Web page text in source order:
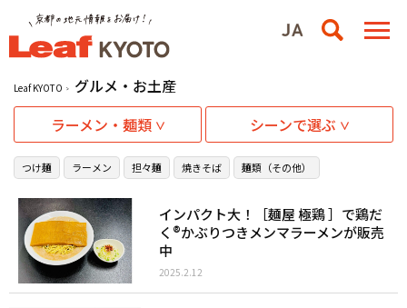
Leaf KYOTO
グルメ・お土産
ラーメン・麺類
シーンで選ぶ
つけ麺 ラーメン 担々麺 焼きそば 麺類（その他）
インパクト大！［麺屋 極鶏 ］で鶏だ
く®︎かぶりつきメンマラーメンが販売
中
2025.2.12